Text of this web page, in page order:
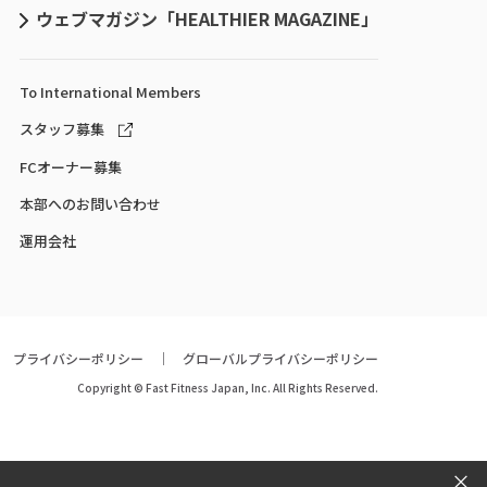
ウェブマガジン「HEALTHIER MAGAZINE」
To International Members
スタッフ募集
FCオーナー募集
本部へのお問い合わせ
運用会社
プライバシーポリシー グローバルプライバシーポリシー
Copyright © Fast Fitness Japan, Inc. All Rights Reserved.